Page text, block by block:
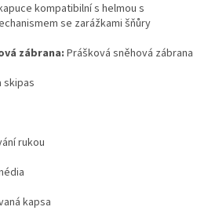
kompatibilní s helmou s
se zarážkami šňůry
zábrana: Prášková sněhová zábrana
skipas
rukou
kapsa